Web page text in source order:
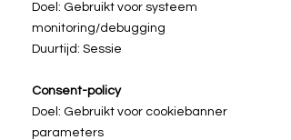
Doel: Gebruikt voor systeem
monitoring/debugging
Duurtijd: Sessie
Consent-policy
Doel: Gebruikt voor cookiebanner
parameters